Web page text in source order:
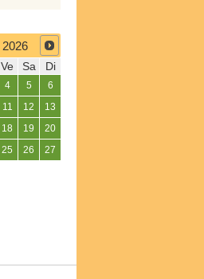
2026
Ve Sa Di
4 5 6
11 12 13
18 19 20
25 26 27